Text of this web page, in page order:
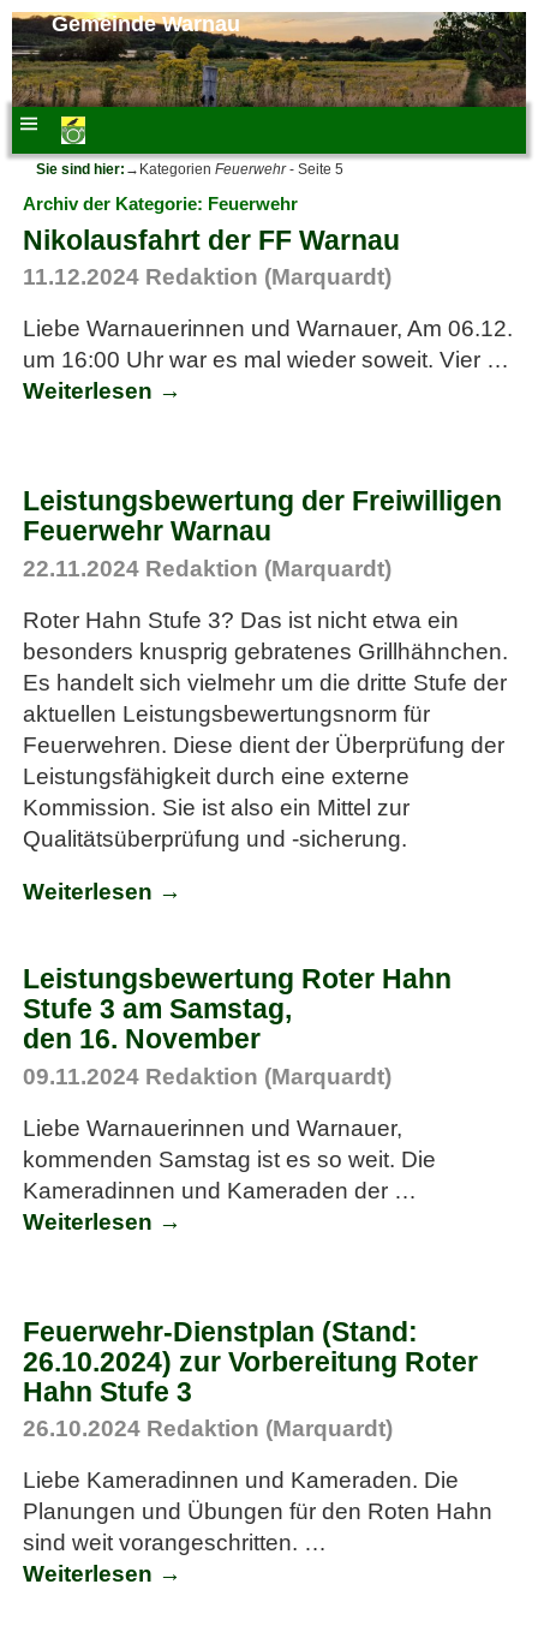
Gemeinde Warnau
Sie sind hier: →Kategorien Feuerwehr- Seite 5
Archiv der Kategorie: Feuerwehr
Nikolausfahrt der FF Warnau
11.12.2024 Redaktion (Marquardt)
Liebe Warnauerinnen und Warnauer, Am 06.12.
um 16:00 Uhr war es mal wieder soweit. Vier …
Weiterlesen →
Leistungsbewertung der Freiwilligen
Feuerwehr Warnau
22.11.2024 Redaktion (Marquardt)
Roter Hahn Stufe 3? Das ist nicht etwa ein
besonders knusprig gebratenes Grillhähnchen.
Es handelt sich vielmehr um die dritte Stufe der
aktuellen Leistungsbewertungsnorm für
Feuerwehren. Diese dient der Überprüfung der
Leistungsfähigkeit durch eine externe
Kommission. Sie ist also ein Mittel zur
Qualitätsüberprüfung und -sicherung.
Weiterlesen →
Leistungsbewertung Roter Hahn
Stufe 3 am Samstag,
den 16. November
09.11.2024 Redaktion (Marquardt)
Liebe Warnauerinnen und Warnauer,
kommenden Samstag ist es so weit. Die
Kameradinnen und Kameraden der …
Weiterlesen →
Feuerwehr-Dienstplan (Stand:
26.10.2024) zur Vorbereitung Roter
Hahn Stufe 3
26.10.2024 Redaktion (Marquardt)
Liebe Kameradinnen und Kameraden. Die
Planungen und Übungen für den Roten Hahn
sind weit vorangeschritten. …
Weiterlesen →